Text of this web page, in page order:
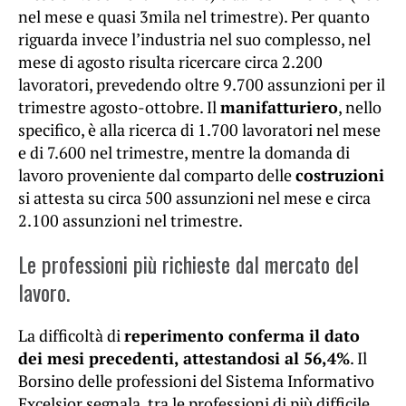
nel mese e quasi 3mila nel trimestre). Per quanto
riguarda invece l’industria nel suo complesso, nel
mese di agosto risulta ricercare circa 2.200
lavoratori, prevedendo oltre 9.700 assunzioni per il
trimestre agosto-ottobre. Ilmanifatturiero, nello
specifico, è alla ricerca di 1.700 lavoratori nel mese
e di 7.600 nel trimestre, mentre la domanda di
lavoro proveniente dal comparto dellecostruzioni
si attesta su circa 500 assunzioni nel mese e circa
2.100 assunzioni nel trimestre.
Le professioni più richieste dal mercato del
lavoro.
La difficoltà direperimento conferma il dato
dei mesi precedenti, attestandosi al 56,4%. Il
Borsino delle professioni del Sistema Informativo